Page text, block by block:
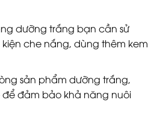
dưỡng trắng bạn cần sử
che nắng, dùng thêm kem
sản phẩm dưỡng trắng,
đảm bảo khả năng nuôi